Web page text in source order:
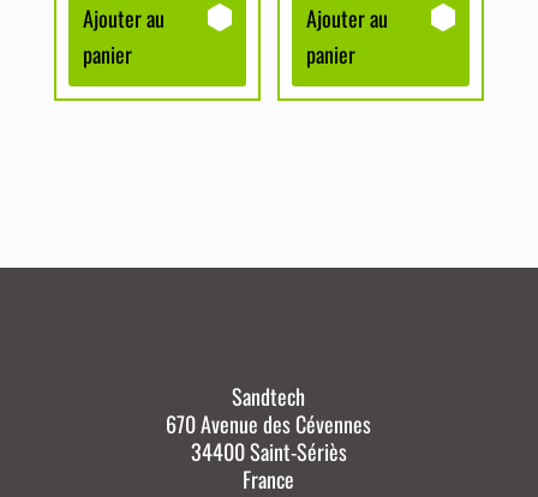
Ajouter au
panier
Ajouter au
panier
Sandtech
670 Avenue des Cévennes
34400 Saint-Sériès
France